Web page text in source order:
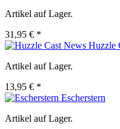
Artikel auf Lager.
31,95 € *
Huzzle
Artikel auf Lager.
13,95 € *
Escherstern
Artikel auf Lager.